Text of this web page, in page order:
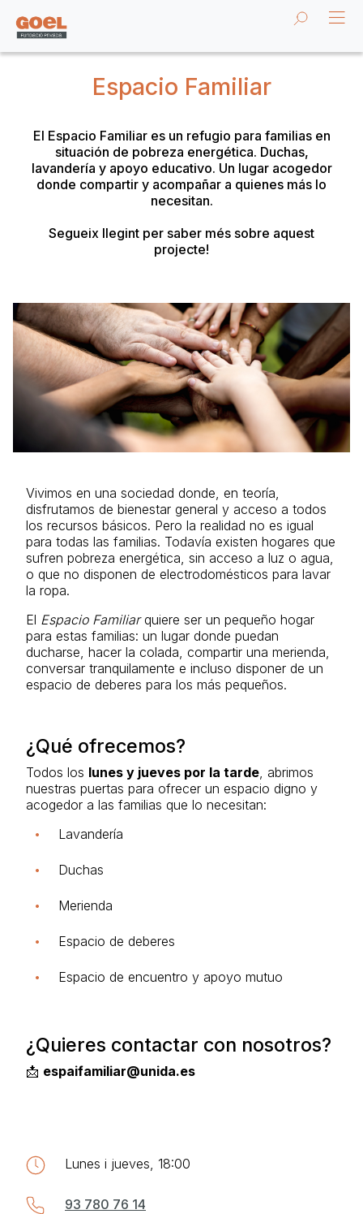
Espacio Familiar
El Espacio Familiar es un refugio para familias en
situación de pobreza energética. Duchas,
lavandería y apoyo educativo. Un lugar acogedor
donde compartir y acompañar a quienes más lo
necesitan.
Segueix llegint per saber més sobre aquest
projecte!
Vivimos en una sociedad donde, en teoría,
disfrutamos de bienestar general y acceso a todos
los recursos básicos. Pero la realidad no es igual
para todas las familias. Todavía existen hogares que
sufren pobreza energética, sin acceso a luz o agua,
o que no disponen de electrodomésticos para lavar
la ropa.
El Espacio Familiarquiere ser un pequeño hogar
para estas familias: un lugar donde puedan
ducharse, hacer la colada, compartir una merienda,
conversar tranquilamente e incluso disponer de un
espacio de deberes para los más pequeños.
¿Qué ofrecemos?
Todos los lunes y jueves por la tarde, abrimos
nuestras puertas para ofrecer un espacio digno y
acogedor a las familias que lo necesitan:
Lavandería
Duchas
Merienda
Espacio de deberes
Espacio de encuentro y apoyo mutuo
¿Quieres contactar con nosotros?
📩 espaifamiliar@unida.es
Lunes i jueves, 18:00
93 780 76 14